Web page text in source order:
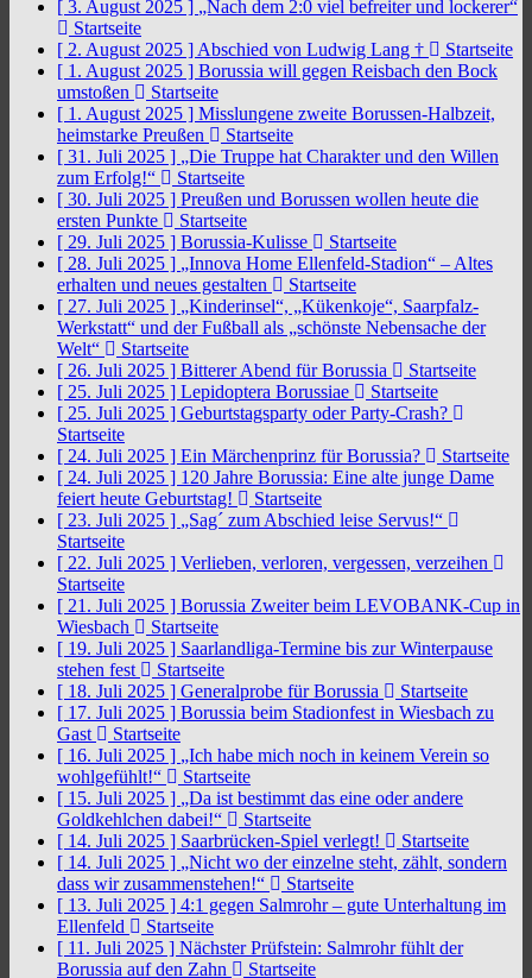
[ 3. August 2025 ] „Nach dem 2:0 viel befreiter und lockerer“
Startseite
[ 2. August 2025 ] Abschied von Ludwig Lang †
Startseite
[ 1. August 2025 ] Borussia will gegen Reisbach den Bock
umstoßen
Startseite
[ 1. August 2025 ] Misslungene zweite Borussen-Halbzeit,
heimstarke Preußen
Startseite
[ 31. Juli 2025 ] „Die Truppe hat Charakter und den Willen
zum Erfolg!“
Startseite
[ 30. Juli 2025 ] Preußen und Borussen wollen heute die
ersten Punkte
Startseite
[ 29. Juli 2025 ] Borussia-Kulisse
Startseite
[ 28. Juli 2025 ] „Innova Home Ellenfeld-Stadion“ – Altes
erhalten und neues gestalten
Startseite
[ 27. Juli 2025 ] „Kinderinsel“, „Kükenkoje“, Saarpfalz-
Werkstatt“ und der Fußball als „schönste Nebensache der
Welt“
Startseite
[ 26. Juli 2025 ] Bitterer Abend für Borussia
Startseite
[ 25. Juli 2025 ] Lepidoptera Borussiae
Startseite
[ 25. Juli 2025 ] Geburtstagsparty oder Party-Crash?
Startseite
[ 24. Juli 2025 ] Ein Märchenprinz für Borussia?
Startseite
[ 24. Juli 2025 ] 120 Jahre Borussia: Eine alte junge Dame
feiert heute Geburtstag!
Startseite
[ 23. Juli 2025 ] „Sag´ zum Abschied leise Servus!“
Startseite
[ 22. Juli 2025 ] Verlieben, verloren, vergessen, verzeihen
Startseite
[ 21. Juli 2025 ] Borussia Zweiter beim LEVOBANK-Cup in
Wiesbach
Startseite
[ 19. Juli 2025 ] Saarlandliga-Termine bis zur Winterpause
stehen fest
Startseite
[ 18. Juli 2025 ] Generalprobe für Borussia
Startseite
[ 17. Juli 2025 ] Borussia beim Stadionfest in Wiesbach zu
Gast
Startseite
[ 16. Juli 2025 ] „Ich habe mich noch in keinem Verein so
wohlgefühlt!“
Startseite
[ 15. Juli 2025 ] „Da ist bestimmt das eine oder andere
Goldkehlchen dabei!“
Startseite
[ 14. Juli 2025 ] Saarbrücken-Spiel verlegt!
Startseite
[ 14. Juli 2025 ] „Nicht wo der einzelne steht, zählt, sondern
dass wir zusammenstehen!“
Startseite
[ 13. Juli 2025 ] 4:1 gegen Salmrohr – gute Unterhaltung im
Ellenfeld
Startseite
[ 11. Juli 2025 ] Nächster Prüfstein: Salmrohr fühlt der
Borussia auf den Zahn
Startseite